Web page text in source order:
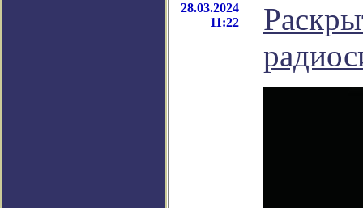
28.03.2024
11:22